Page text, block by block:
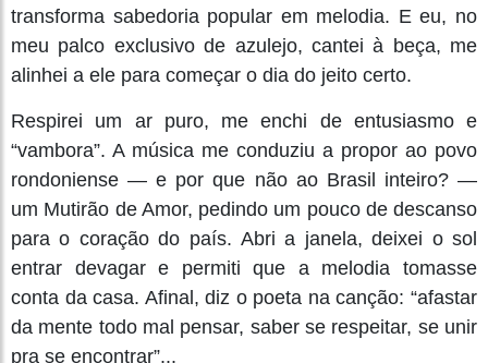
transforma sabedoria popular em melodia. E eu, no
meu palco exclusivo de azulejo, cantei à beça, me
alinhei a ele para começar o dia do jeito certo.
Respirei um ar puro, me enchi de entusiasmo e
“vambora”. A música me conduziu a propor ao povo
rondoniense — e por que não ao Brasil inteiro? —
um Mutirão de Amor, pedindo um pouco de descanso
para o coração do país. Abri a janela, deixei o sol
entrar devagar e permiti que a melodia tomasse
conta da casa. Afinal, diz o poeta na canção: “afastar
da mente todo mal pensar, saber se respeitar, se unir
pra se encontrar”...